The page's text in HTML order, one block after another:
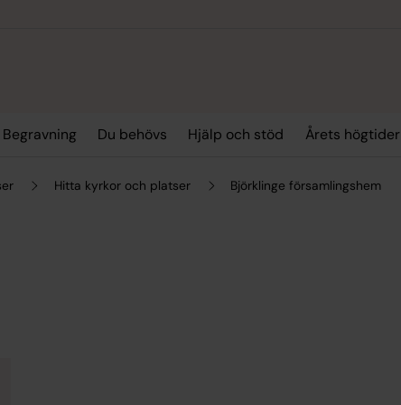
Begravning Du behövs Hjälp och stöd Årets högtider
Hitta kyrkor och platser Björklinge församlingshem